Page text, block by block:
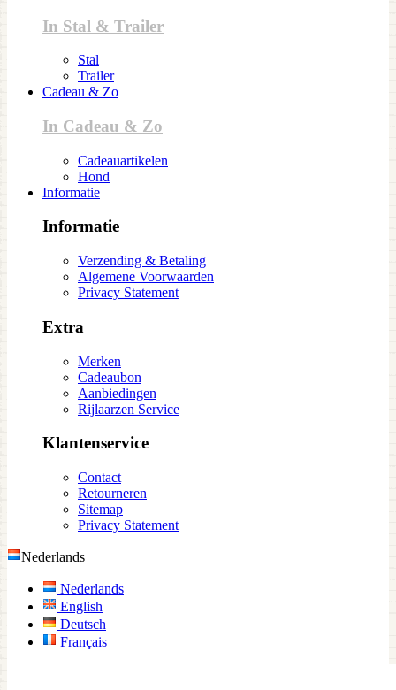
In Stal & Trailer
Stal
Trailer
Cadeau & Zo
In Cadeau & Zo
Cadeauartikelen
Hond
Informatie
Informatie
Verzending & Betaling
Algemene Voorwaarden
Privacy Statement
Extra
Merken
Cadeaubon
Aanbiedingen
Rijlaarzen Service
Klantenservice
Contact
Retourneren
Sitemap
Privacy Statement
Nederlands
Nederlands
English
Deutsch
Français